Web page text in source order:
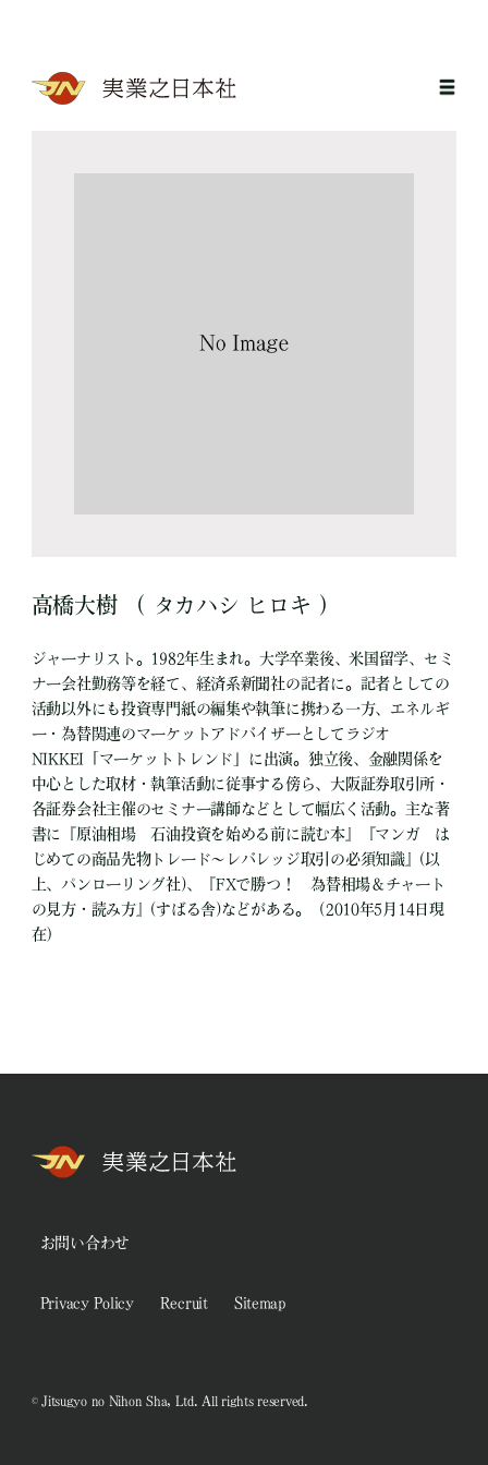
高橋大樹 （ タカハシ ヒロキ ）
ジャーナリスト。1982年生まれ。大学卒業後、米国留学、セミ
ナー会社勤務等を経て、経済系新聞社の記者に。記者としての
活動以外にも投資専門紙の編集や執筆に携わる一方、エネルギ
ー・為替関連のマーケットアドバイザーとしてラジオ
NIKKEI「マーケットトレンド」に出演。独立後、金融関係を
中心とした取材・執筆活動に従事する傍ら、大阪証券取引所・
各証券会社主催のセミナー講師などとして幅広く活動。主な著
書に『原油相場 石油投資を始める前に読む本』『マンガ は
じめての商品先物トレード～レバレッジ取引の必須知識』(以
上、パンローリング社)、『FXで勝つ！ 為替相場＆チャート
の見方・読み方』(すばる舎)などがある。（2010年5月14日現
在）
お問い合わせ
Privacy Policy Recruit Sitemap
© Jitsugyo no Nihon Sha, Ltd. All rights reserved.